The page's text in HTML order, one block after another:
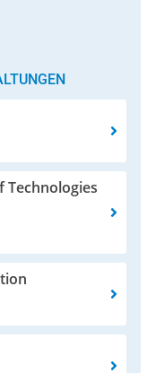
Technologies